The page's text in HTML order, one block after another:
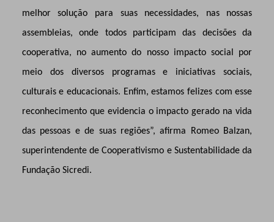
melhor solução para suas necessidades, nas nossas
assembleias, onde todos participam das decisões da
cooperativa, no aumento do nosso impacto social por
meio dos diversos programas e iniciativas sociais,
culturais e educacionais. Enfim, estamos felizes com esse
reconhecimento que evidencia o impacto gerado na vida
das pessoas e de suas regiões”,afirma Romeo Balzan,
superintendente de Cooperativismo e Sustentabilidade da
Fundação Sicredi.